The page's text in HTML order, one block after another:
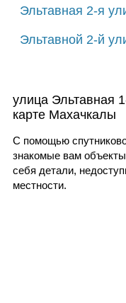
Эльтавная 2-я
Эльтавной 2-й
улица Эльтавная
карте Махачкалы
С помощью
знакомые вам объекты
себя детали,
местности.